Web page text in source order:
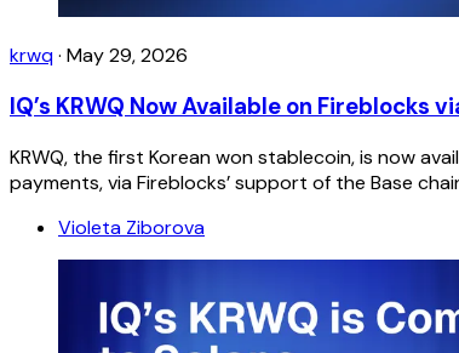
krwq· May 29, 2026
IQ’s KRWQ Now Available on
KRWQ, the first Korean won stablecoin, is now
payments, via Fireblocks’ support of the Base
Violeta Ziborova